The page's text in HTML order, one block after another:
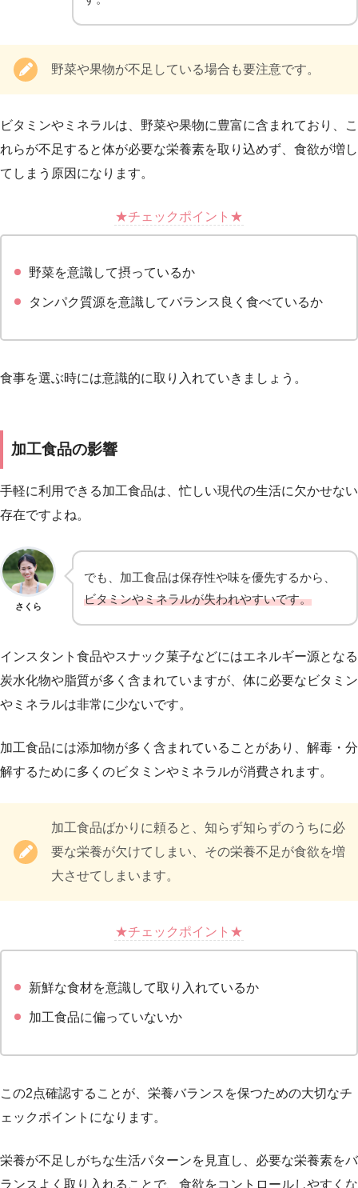
野菜や果物が不足している場合も要注意です。
ビタミンやミネラルは、野菜や果物に豊富に含まれており、こ
れらが不足すると体が必要な栄養素を取り込めず、食欲が増し
てしまう原因になります。
★チェックポイント★
野菜を意識して摂っているか
タンパク質源を意識してバランス良く食べているか
食事を選ぶ時には意識的に取り入れていきましょう。
加工食品の影響
手軽に利用できる加工食品は、忙しい現代の生活に欠かせない
存在ですよね。
さくら
でも、加工食品は保存性や味を優先するから、
ビタミンやミネラルが失われやすいです。
インスタント食品やスナック菓子などにはエネルギー源となる
炭水化物や脂質が多く含まれていますが、体に必要なビタミン
やミネラルは非常に少ないです。
加工食品には添加物が多く含まれていることがあり、解毒・分
解するために多くのビタミンやミネラルが消費されます。
加工食品ばかりに頼ると、知らず知らずのうちに必
要な栄養が欠けてしまい、その栄養不足が食欲を増
大させてしまいます。
★チェックポイント★
新鮮な食材を意識して取り入れているか
加工食品に偏っていないか
この2点確認することが、栄養バランスを保つための大切なチ
ェックポイントになります。
栄養が不足しがちな生活パターンを見直し、必要な栄養素をバ
ランスよく取り入れることで、食欲をコントロールしやすくな